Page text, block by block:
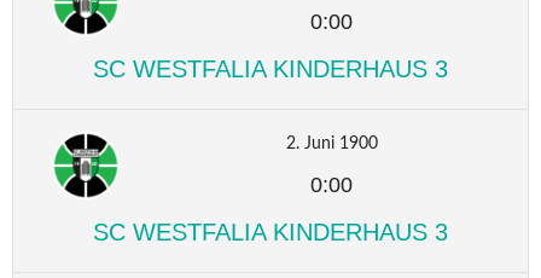
0:00
SC WESTFALIA KINDERHAUS 3
2. Juni 1900
0:00
SC WESTFALIA KINDERHAUS 3